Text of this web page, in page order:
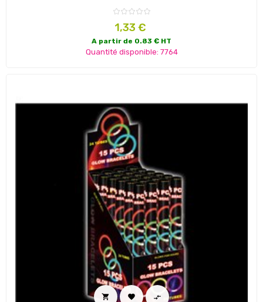
Prix
1,33 €
A partir de 0.83 € HT
Quantité disponible: 7764
  